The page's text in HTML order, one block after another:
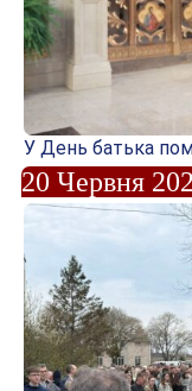
У День батька
20 Червня